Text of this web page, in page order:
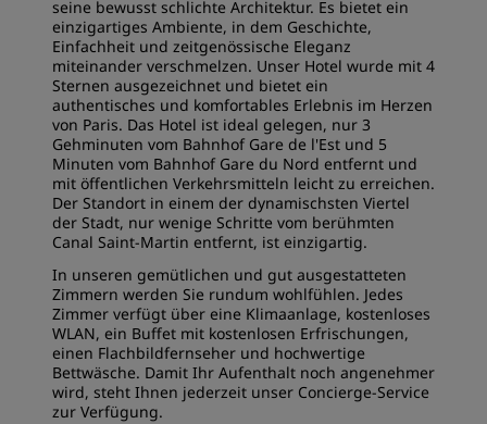
seine bewusst schlichte Architektur. Es bietet ein
einzigartiges Ambiente, in dem Geschichte,
Einfachheit und zeitgenössische Eleganz
miteinander verschmelzen. Unser Hotel wurde mit 4
Sternen ausgezeichnet und bietet ein
authentisches und komfortables Erlebnis im Herzen
von Paris. Das Hotel ist ideal gelegen, nur 3
Gehminuten vom Bahnhof Gare de l'Est und 5
Minuten vom Bahnhof Gare du Nord entfernt und
mit öffentlichen Verkehrsmitteln leicht zu erreichen.
Der Standort in einem der dynamischsten Viertel
der Stadt, nur wenige Schritte vom berühmten
Canal Saint-Martin entfernt, ist einzigartig.
In unseren gemütlichen und gut ausgestatteten
Zimmern werden Sie rundum wohlfühlen. Jedes
Zimmer verfügt über eine Klimaanlage, kostenloses
WLAN, ein Buffet mit kostenlosen Erfrischungen,
einen Flachbildfernseher und hochwertige
Bettwäsche. Damit Ihr Aufenthalt noch angenehmer
wird, steht Ihnen jederzeit unser Concierge-Service
zur Verfügung.